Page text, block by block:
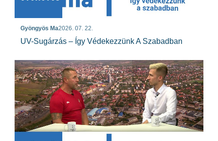
Gyöngyös Ma2026. 07. 22.
UV-Sugárzás – Így Védekezzünk A Szabadban